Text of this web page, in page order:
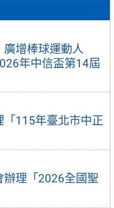
增棒球運動人
年中信盃第14屆
115年臺北市中正
辦理「2026全國聖